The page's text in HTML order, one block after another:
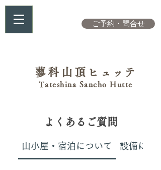
ご予約・問合せ
蓼科山頂 ヒュッテ
Tateshina Sancho Hutte
よくあるご質問
山小屋・宿泊について 設備につ